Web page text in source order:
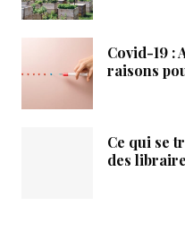
Covid-19 :
raisons
Ce qui se
des